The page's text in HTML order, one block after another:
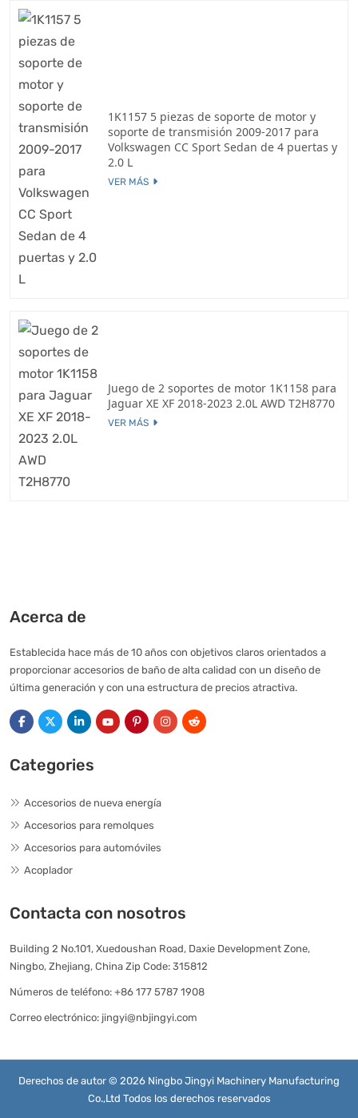
1K1157 5 piezas de soporte de motor y
soporte de transmisión 2009-2017 para
Volkswagen CC Sport Sedan de 4 puertas y
2.0 L
VER MÁS
Juego de 2 soportes de motor 1K1158 para
Jaguar XE XF 2018-2023 2.0L AWD T2H8770
VER MÁS
Acerca de
Establecida hace más de 10 años con objetivos claros orientados a
proporcionar accesorios de baño de alta calidad con un diseño de
última generación y con una estructura de precios atractiva.
Categories
Accesorios de nueva energía
Accesorios para remolques
Accesorios para automóviles
Acoplador
Contacta con nosotros
Building 2 No.101, Xuedoushan Road, Daxie Development Zone,
Ningbo, Zhejiang, China Zip Code: 315812
Números de teléfono: +86 177 5787 1908
Correo electrónico: jingyi@nbjingyi.com
Derechos de autor © 2026 Ningbo Jingyi Machinery Manufacturing
Co.,Ltd Todos los derechos reservados